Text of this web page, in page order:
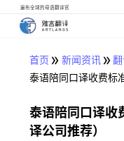
遍布全球的母语翻译官
首页 » 新闻资讯»
泰语陪同口译收费标
泰语陪同口译收
译公司推荐）